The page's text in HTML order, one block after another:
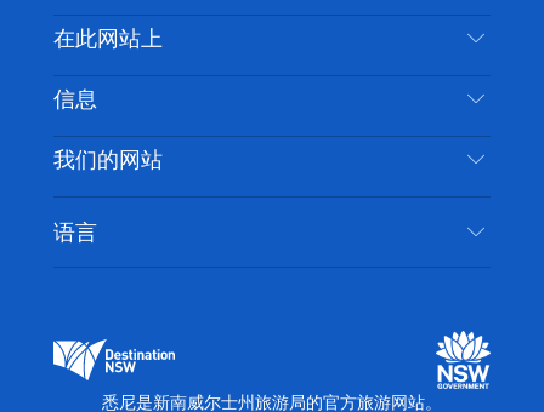
喳
喳
联系我们
免责声明
隐私
Cookie 通知
在此网站上
目的地
推荐活动
新南威尔士州公路旅行
活动
住宿
信息
旅行信息
无障碍悉尼
列出您的业务
我们的网站
新南威尔士州旅游局媒体中心
缤纷悉尼灯光音乐节
语言
悉尼是新南威尔士州旅游局的官方旅游网站。